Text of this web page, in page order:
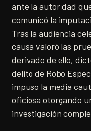
ante la autoridad
comunicó la
Tras la audiencia
causa valoró las
derivado de ello,
delito de Robo
impuso la media
oficiosa otorgando
investigación